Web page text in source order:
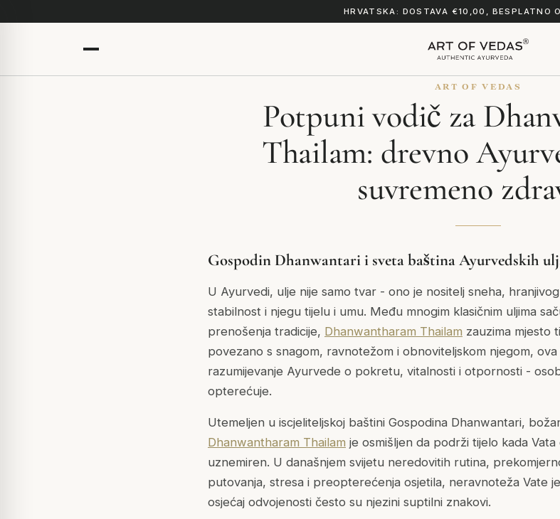
HRVATSKA: DOSTAVA €10,00, BESPLATNO
ART OF VEDAS
Potpuni vodič za
Thailam: drevno
suvremeno
Gospodin Dhanwantari i sveta baština Ayurvedskih
U Ayurvedi, ulje nije samo tvar - ono je nositelj sneha,
stabilnost i njegu tijelu i umu. Među mnogim klasičnim uljima
prenošenja tradicije, Dhanwantharam Thailam zauzima mjesto
povezano s snagom, ravnotežom i obnoviteljskom njegom,
razumijevanje Ayurvede o pokretu, vitalnosti i otpornosti -
opterećuje.
Utemeljen u iscjeliteljskoj baštini Gospodina Dhanwantari,
Dhanwantharam Thailam je osmišljen da podrži tijelo kada Vata
uznemiren. U današnjem svijetu neredovitih rutina,
putovanja, stresa i preopterećenja osjetila, neravnoteža Vate
osjećaj odvojenosti često su njezini suptilni znakovi.